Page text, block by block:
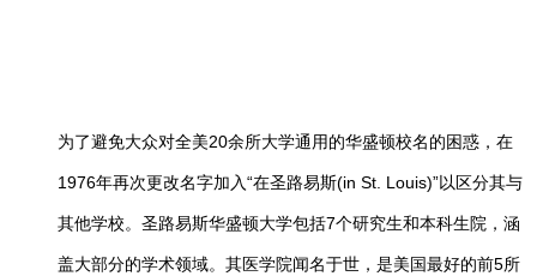
为了避免大众对全美20余所大学通用的华盛顿校名的困惑，在
1976年再次更改名字加入“在圣路易斯(in St. Louis)”以区分其与
其他学校。圣路易斯华盛顿大学包括7个研究生和本科生院，涵
盖大部分的学术领域。其医学院闻名于世，是美国最好的前5所